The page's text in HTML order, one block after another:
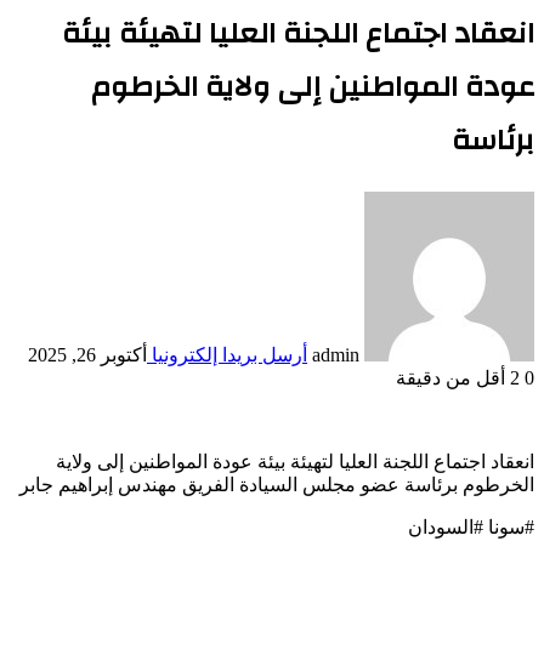
انعقاد اجتماع اللجنة العليا لتهيئة بيئة
عودة المواطنين إلى ولاية الخرطوم
برئاسة
admin أرسل بريدا إلكترونيا أكتوبر 26, 2025
0
أقل من دقيقة
انعقاد اجتماع اللجنة العليا لتهيئة بيئة عودة المواطنين إلى ولاية
الخرطوم برئاسة عضو مجلس السيادة الفريق مهندس إبراهيم جابر
#سونا #السودان